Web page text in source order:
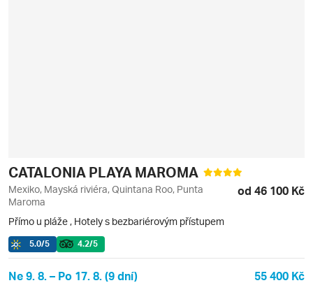
CATALONIA PLAYA MAROMA
Mexiko, Mayská riviéra, Quintana Roo, Punta
Maroma
od 46 100 Kč
Přímo u pláže , Hotely s bezbariérovým přístupem
5.0/5 4.2/5
Ne 9. 8. – Po 17. 8. (9 dní) 55 400 Kč